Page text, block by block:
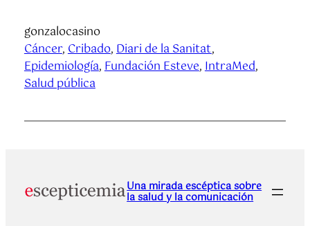
gonzalocasino
Cáncer, Cribado, Diari de la Sanitat
Epidemiología, Fundación Esteve, IntraMed
Salud pública
Una mirada escéptica sobre
la salud y la comunicación